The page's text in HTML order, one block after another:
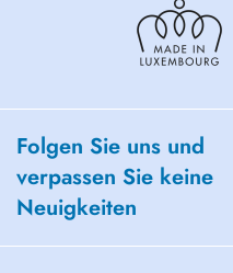
Folgen Sie uns und
verpassen Sie keine
Neuigkeiten